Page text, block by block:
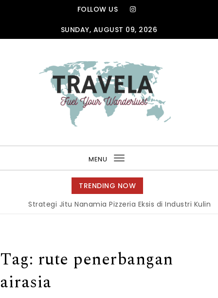
FOLLOW US
SUNDAY, AUGUST 09, 2026
MENU
Toggle
navigation
TRENDING NOW
Strategi Jitu Nanamia Pizzeria Eksis di Industri Kuliner
Tag: rute penerbangan
airasia